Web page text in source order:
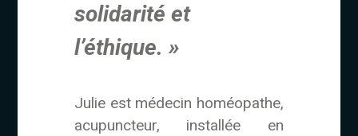
solidarité et
l’éthique. »
Julie est médecin homéopathe,
acupuncteur, installée en